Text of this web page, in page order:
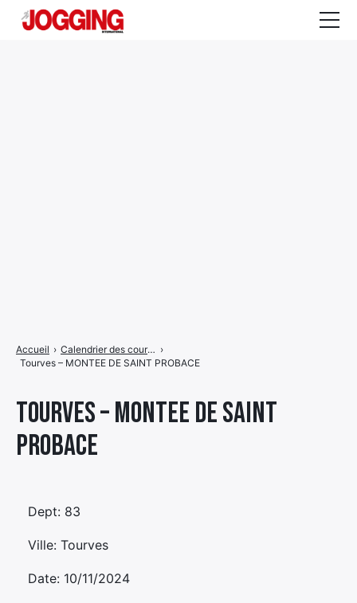
Tourves – MONTEE DE SAINT
PROBACE
Accueil › Calendrier des courses ›
Tourves – MONTEE DE SAINT PROBACE
Dept: 83
Ville: Tourves
Date: 10/11/2024
de
menu
Élément
de
Élément
de